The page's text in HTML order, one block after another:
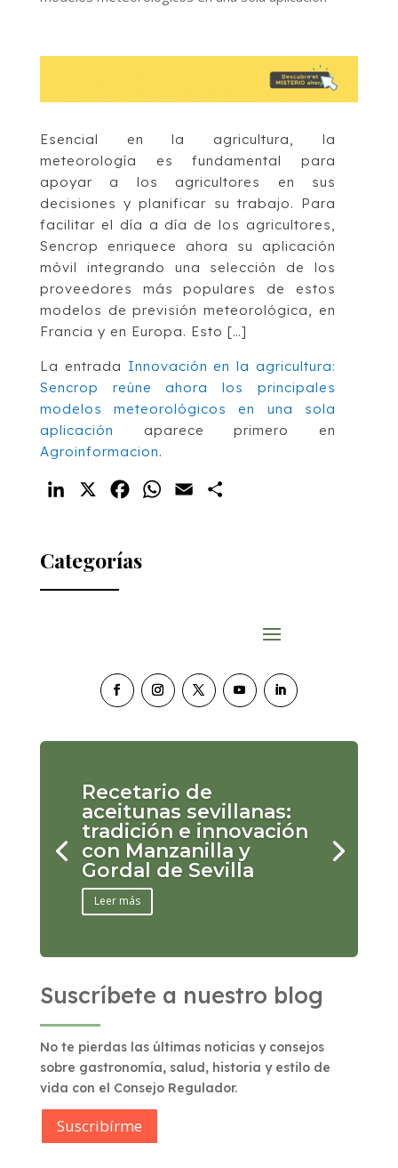
Esencial en la agricultura, la
meteorología es fundamental para
apoyar a los agricultores en sus
decisiones y planificar su trabajo. Para
facilitar el día a día de los agricultores,
Sencrop enriquece ahora su aplicación
móvil integrando una selección de los
proveedores más populares de estos
modelos de previsión meteorológica, en
Francia y en Europa. Esto […]
La entrada Innovación en la agricultura:
Sencrop reúne ahora los principales
modelos meteorológicos en una sola
aplicación aparece primero en
Agroinformacion.
LinkedIn FacebookWhatsApp
Email
Categorías
Recetario de
aceitunas sevillanas:
tradición e innovación
con Manzanilla y
Gordal de Sevilla
Leer más
Suscríbete a nuestro blog
No te pierdas las últimas noticias y consejos
sobre gastronomía, salud, historia y estilo de
vida con el Consejo Regulador.
Suscribírme